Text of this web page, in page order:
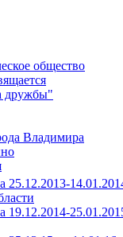
общество
дружбы"
Владимира
25.12.2013-
19.12.2014-